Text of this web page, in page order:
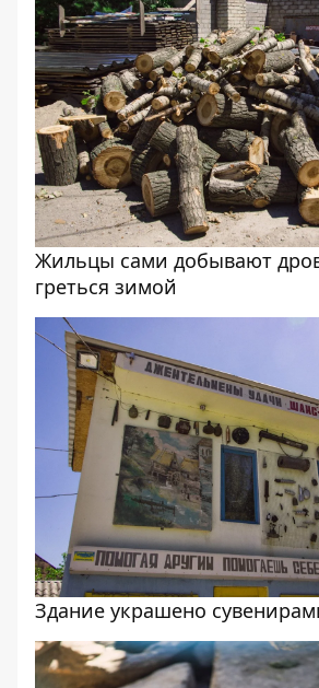
Жильцы сами добывают
греться зимой
Здание украшено